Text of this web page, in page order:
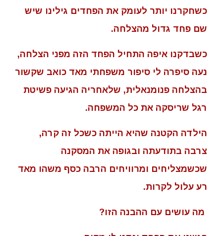
כשחקרנו יותר לעומק את הפחדים גילינו שיש
שם פחד גדול מהצלחה.
כשבדקנו איפה התחיל הפחד הזה מפני הצלחה,
נעה סיפרה לי סיפור משפחתי מאד כואב שקשור
בהצלחה פנומנאלית, שלאחריה הגיעה פשיטת
רגל שריסקה את כל המשפחה.
הילדה הקטנה שהיא הייתה כשכל זה קרה,
צרבה בתודעתה ובגופה את המסקנה
שכשמצליחים ומרוויחים הרבה כסף משהו מאד
רע עלול לקרות.
מה עושים עם ההבנה הזו?